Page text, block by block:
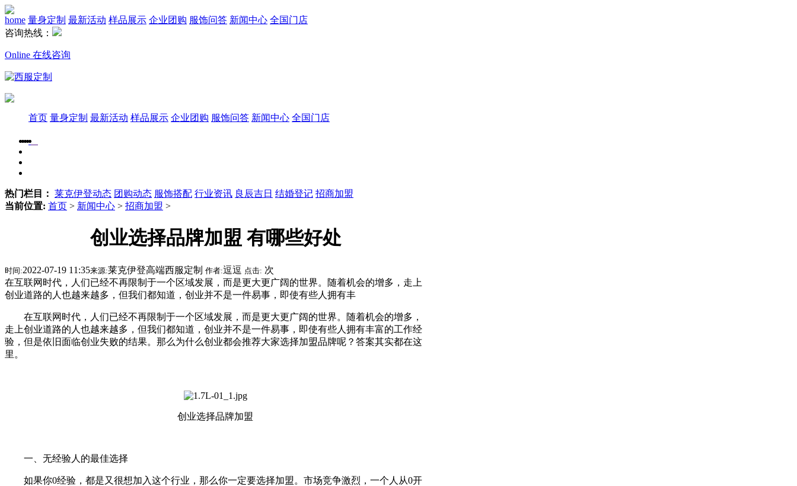
home 量身定制 最新活动 样品展示 企业团购 服饰问答 新闻中心 全国门店
咨询热线：
Online 在线咨询
首页 量身定制 最新活动 样品展示 企业团购 服饰问答 新闻中心 全国门店
热门栏目： 莱克伊登动态 团购动态 服饰搭配 行业资讯 良辰吉日 结婚登记 招商加盟
当前位置: 首页 > 新闻中心 > 招商加盟 >
创业选择品牌加盟 有哪些好处
时间:2022-07-19 11:35来源:莱克伊登高端西服定制 作者:逗逗 点击: 次
在互联网时代，人们已经不再限制于一个区域发展，而是更大更广阔的世界。随着机会的增多，走上
创业道路的人也越来越多，但我们都知道，创业并不是一件易事，即使有些人拥有丰
在互联网时代，人们已经不再限制于一个区域发展，而是更大更广阔的世界。随着机会的增多，
走上创业道路的人也越来越多，但我们都知道，创业并不是一件易事，即使有些人拥有丰富的工作经
验，但是依旧面临创业失败的结果。那么为什么创业都会推荐大家选择加盟品牌呢？答案其实都在这
里。
创业选择品牌加盟
一、无经验人的最佳选择
如果你0经验，都是又很想加入这个行业，那么你一定要选择加盟。市场竞争激烈，一个人从0开